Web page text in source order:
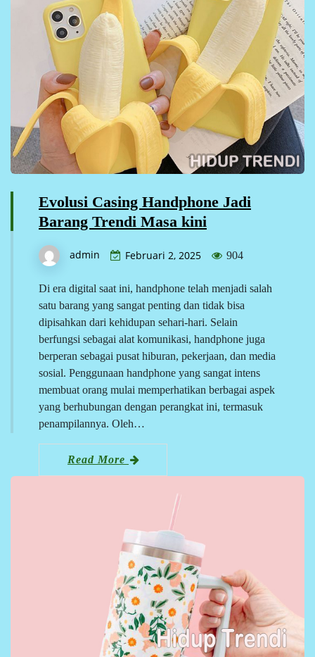
Evolusi Casing Handphone Jadi
Barang Trendi Masa kini
admin Februari 2, 2025 904
Di era digital saat ini, handphone telah menjadi salah
satu barang yang sangat penting dan tidak bisa
dipisahkan dari kehidupan sehari-hari. Selain
berfungsi sebagai alat komunikasi, handphone juga
berperan sebagai pusat hiburan, pekerjaan, dan media
sosial. Penggunaan handphone yang sangat intens
membuat orang mulai memperhatikan berbagai aspek
yang berhubungan dengan perangkat ini, termasuk
penampilannya. Oleh…
Read More